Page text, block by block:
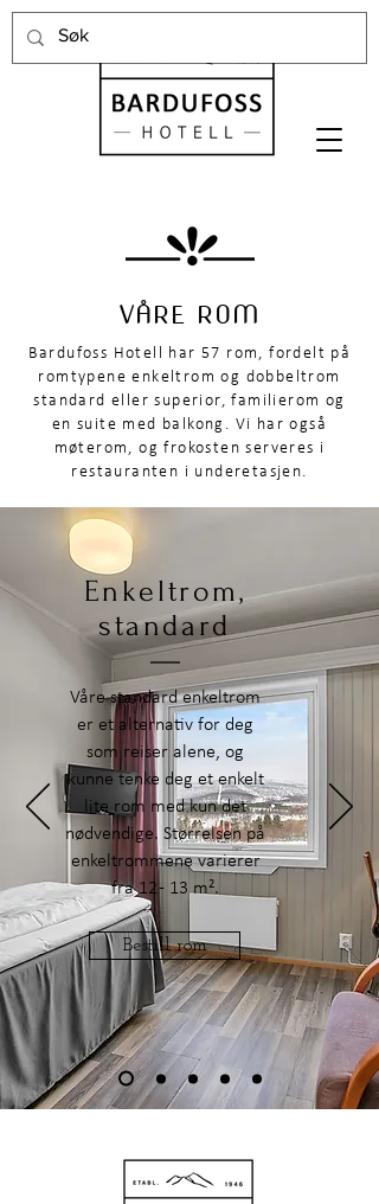
VÅRE ROM
Bardufoss Hotell har 57 rom, fordelt på
romtypene enkeltrom og dobbeltrom
standard eller superior, familierom og
en suite med balkong. Vi har også
møterom, og frokosten serveres i
restauranten i underetasjen.
Enkeltrom,
standard
Våre standard enkeltrom
er et alternativ for deg
som reiser alene, og
kunne tenke deg et enkelt
lite rom med kun det
nødvendige. Størrelsen på
enkeltrommene varierer
fra 12 - 13 m².
Bestill rom